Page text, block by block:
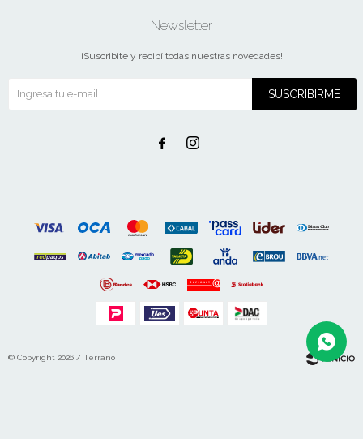
Newsletter
¡Suscribite y recibí todas nuestras novedades!
SUSCRIBIRME
 
© Copyright 2026 / Terrano